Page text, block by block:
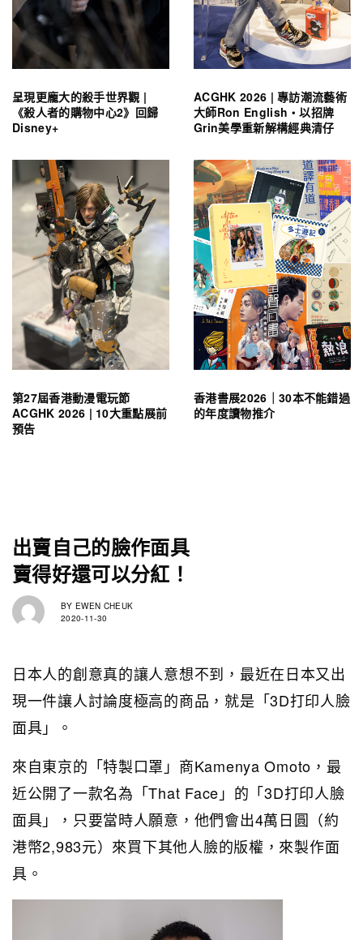
呈現更龐大的殺手世界觀 |
《殺人者的購物中心2》回歸
Disney+
ACGHK 2026 | 專訪潮流藝術
大師Ron English・以招牌
Grin美學重新解構經典清仔
第27屆香港動漫電玩節
ACGHK 2026 | 10大重點展前
預告
香港書展2026｜30本不能錯過
的年度讀物推介
出賣自己的臉作面具
賣得好還可以分紅！
BY EWEN CHEUK
2020-11-30
日本人的創意真的讓人意想不到，最近在日本又出
現一件讓人討論度極高的商品，就是「3D打印人臉
面具」。
來自東京的「特製口罩」商Kamenya Omoto，最
近公開了一款名為「That Face」的「3D打印人臉
面具」，只要當時人願意，他們會出4萬日圓（約
港幣2,983元）來買下其他人臉的版權，來製作面
具。